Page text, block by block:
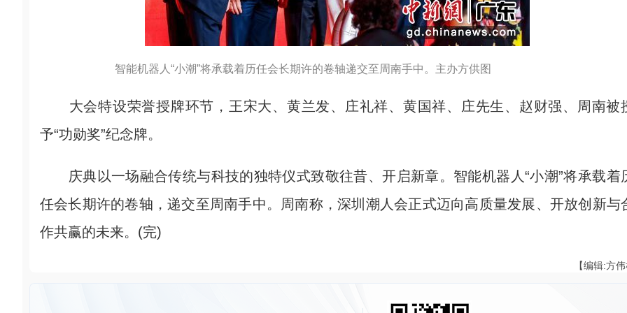
智能机器人“小潮”将承载着历任会长期许的卷轴递交至周南手中。主办方供图
大会特设荣誉授牌环节，王宋大、黄兰发、庄礼祥、黄国祥、庄先生、赵财强、周南被
予“功勋奖”纪念牌。
庆典以一场融合传统与科技的独特仪式致敬往昔、开启新章。智能机器人“小潮”将承载着
任会长期许的卷轴，递交至周南手中。周南称，深圳潮人会正式迈向高质量发展、开放创新与
作共赢的未来。(完)
【编辑:方伟